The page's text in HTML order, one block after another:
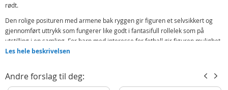
rødt.
Den rolige posituren med armene bak ryggen gir figuren et selvsikkert og
gjennomført uttrykk som fungerer like godt i fantasifull rollelek som på
utstilling i en samling. For barn med interesse for fotball gir figuren mulighet
til å skape egne kamper, turneringer og fotballhistorier inspirert av
MINIX-figurene er kjent for solid kvalitet og slitesterk utførelse, noe som gjør
denne modellen godt egnet til både lek og samling. Et trygt og inspirerende
Les hele beskrivelsen
Andre forslag til deg: